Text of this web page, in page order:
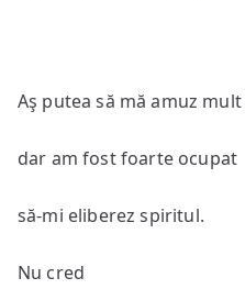
Aş putea să mă amuz mult
dar am fost foarte ocupat
să-mi eliberez spiritul.
Nu cred